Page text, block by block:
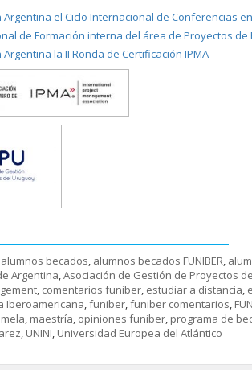
Argentina el Ciclo Internacional de Conferencias
de Formación interna del área de Proyectos de
Argentina la II Ronda de Certificación IPMA
alumnos becados, alumnos becados FUNIBER,
Argentina,Asociación de Gestión de Proyectos
, comentarios funiber, estudiar a distancia,
Iberoamericana,funiber,funiber comentarios,
, maestría, opiniones funiber, programa de
, UNINI, Universidad Europea del Atlántico